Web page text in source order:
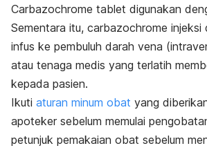
Carbazochrome tablet digunakan
Sementara itu, carbazochrome injeksi
infus ke pembuluh darah vena
atau tenaga medis yang terlatih
kepada pasien.
Ikuti aturan minum obat yang
apoteker sebelum memulai
petunjuk pemakaian obat sebelum